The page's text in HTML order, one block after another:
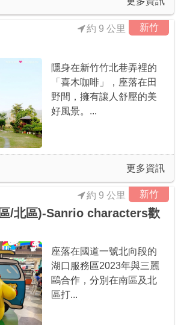
新竹
約 9 公里
隱身在新竹竹北巷弄裡的
「喜木咖啡」，座落在田
野間，擁有讓人舒壓的美
好風景。...
更多資訊
新竹
約 9 公里
/北區)-Sanrio characters歡
座落在國道一號北向段的
湖口服務區2023年與三麗
鷗合作，分別在南區及北
區打...